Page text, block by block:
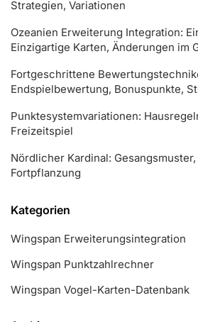
Strategien, Variationen
Ozeanien Erweiterung Integration:
Einzigartige Karten, Änderungen im
Fortgeschrittene
Endspielbewertung, Bonuspunkte,
Punktesystemvariationen:
Freizeitspiel
Nördlicher Kardinal:
Fortpflanzung
Kategorien
Wingspan Erweiterungsintegration
Wingspan Punktzahlrechner
Wingspan Vogel-Karten-Datenbank